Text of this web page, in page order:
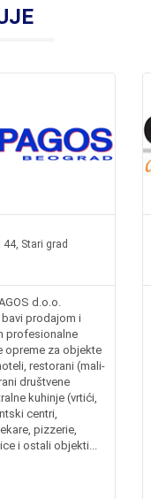
44, Stari grad
d.o.o.
prodajom i
profesionalne
opreme za objekte
restorani (mali-
društvene
kuhinje (vrtići,
centri,
pizzerie,
i ostali objekti...